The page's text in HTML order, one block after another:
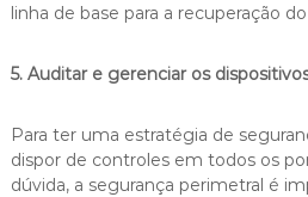
linha de base para a recuperação
5. Auditar e gerenciar os
Para ter uma estratégia de
dispor de controles em todos os
dúvida, a segurança perimetral é